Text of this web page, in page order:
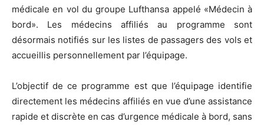
médicale en vol du groupe Lufthansa appelé «Médecin à
bord». Les médecins affiliés au programme sont
désormais notifiés sur les listes de passagers des vols et
accueillis personnellement par l’équipage.
L’objectif de ce programme est que l’équipage identifie
directement les médecins affiliés en vue d’une assistance
rapide et discrète en cas d’urgence médicale à bord, sans